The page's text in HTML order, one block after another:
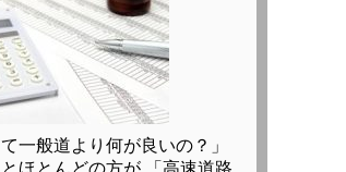
一般道より何が良いの？」
ほとんどの方が 「高速道路